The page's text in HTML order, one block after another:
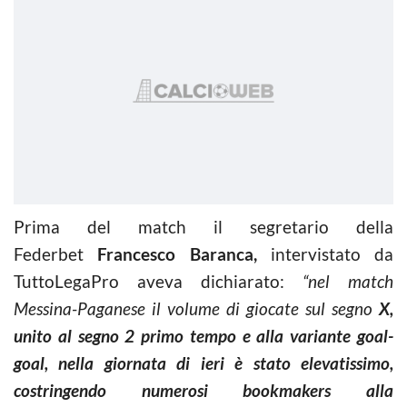
Prima del match il segretario della
Federbet Francesco Baranca, intervistato da
TuttoLegaPro aveva dichiarato: “nel match
Messina-Paganese il volume di giocate sul segno X,
unito al segno 2 primo tempo e alla variante goal-
goal, nella giornata di ieri è stato elevatissimo,
costringendo numerosi bookmakers alla